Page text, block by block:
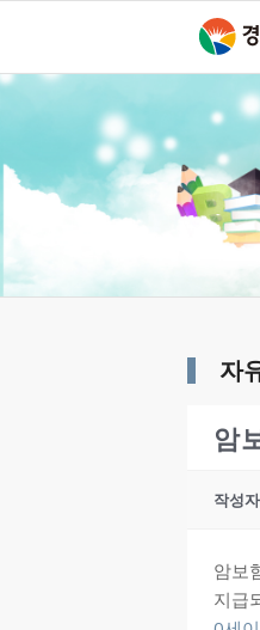
자
암
작성자
암보
지급